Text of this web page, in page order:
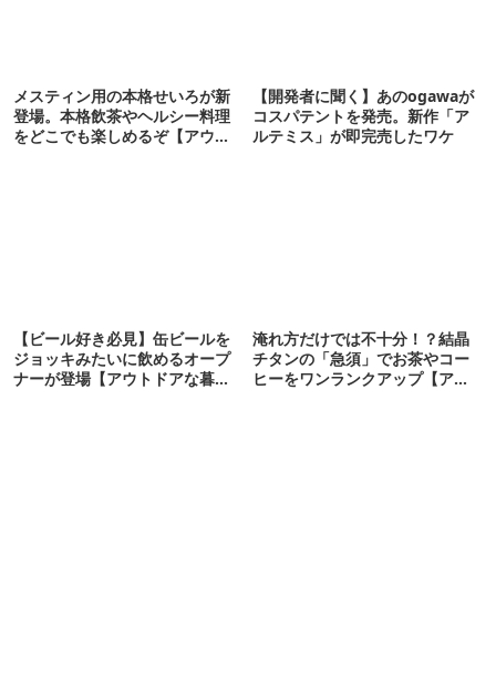
メスティン用の本格せいろが新
登場。本格飲茶やヘルシー料理
をどこでも楽しめるぞ【アウト
【開発者に聞く】あのogawaが
コスパテントを発売。新作「ア
ルテミス」が即完売したワケ
【ビール好き必見】缶ビールを
ジョッキみたいに飲めるオープ
ナーが登場【アウトドアな暮ら
淹れ方だけでは不十分！？結晶
チタンの「急須」でお茶やコー
ヒーをワンランクアップ【アウ